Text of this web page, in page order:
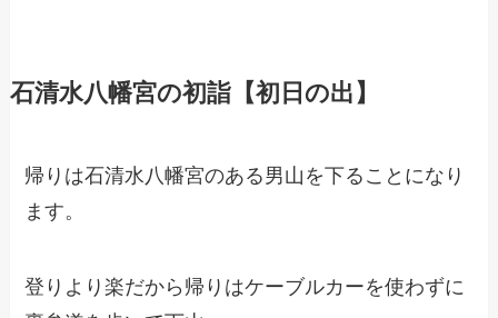
石清水八幡宮の初詣【初日の出】
帰りは石清水八幡宮のある男山を下ることになり
ます。
登りより楽だから帰りはケーブルカーを使わずに